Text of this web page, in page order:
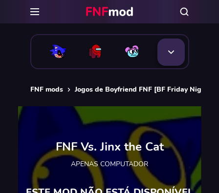
FNF mods Jogos de Boyfriend FNF [BF Friday Night
FNF Vs. Jinx the Cat
APENAS COMPUTADOR